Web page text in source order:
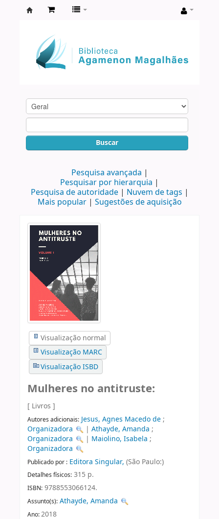
Agamenon
Magalhães
Buscar
Pesquisa avançada
Pesquisar por hierarquia
Pesquisa de autoridade
Nuvem de tags
Mais popular
Sugestões de aquisição
Visualização normal
Visualização MARC
Visualização ISBD
Mulheres no antitruste:
[ Livros ]
Autores adicionais: Jesus, Agnes Macedo de;
Organizadora
|Athayde, Amanda ;
Organizadora
| Maiolino, Isabela;
Organizadora
Publicado por : Editora Singular, (São Paulo:)
Detalhes físicos: 315 p.
ISBN: 9788553066124.
Assunto(s): Athayde, Amanda
Ano:2018